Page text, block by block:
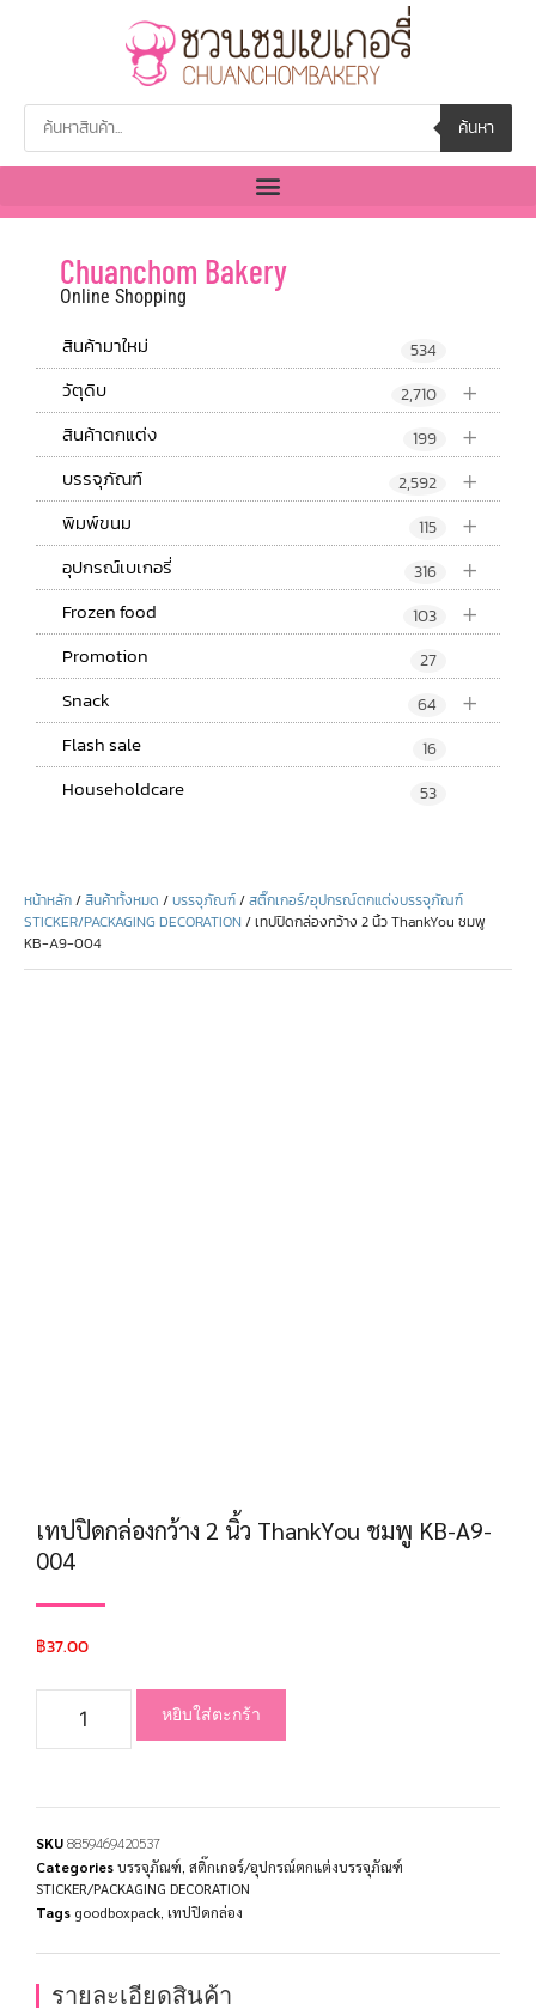
ค้นหา
Chuanchom Bakery
Online Shopping
สินค้ามาใหม่ 534
+
วัตุดิบ 2,710
+
สินค้าตกแต่ง 199
+
บรรจุภัณฑ์ 2,592
+
พิมพ์ขนม 115
+
อุปกรณ์เบเกอรี่ 316
+
Frozen food 103
Promotion 27
+
Snack 64
Flash sale 16
Householdcare 53
หน้าหลัก/สินค้าทั้งหมด /บรรจุภัณฑ์/สติ๊กเกอร์/อุปกรณ์ตกแต่งบรรจุภัณฑ์
STICKER/PACKAGING DECORATION / เทปปิดกล่องกว้าง 2 นิ้ว ThankYou ชมพู
KB-A9-004
เทปปิดกล่องกว้าง 2 นิ้ว ThankYou ชมพู KB-A9-
004
฿37.00
หยิบใส่ตะกร้า
SKU8859469420537
Categoriesบรรจุภัณฑ์ สติ๊กเกอร์/อุปกรณ์ตกแต่งบรรจุภัณฑ์
STICKER/PACKAGING DECORATION
Tags goodboxpack เทปปิดกล่อง
รายละเอียดสินค้า